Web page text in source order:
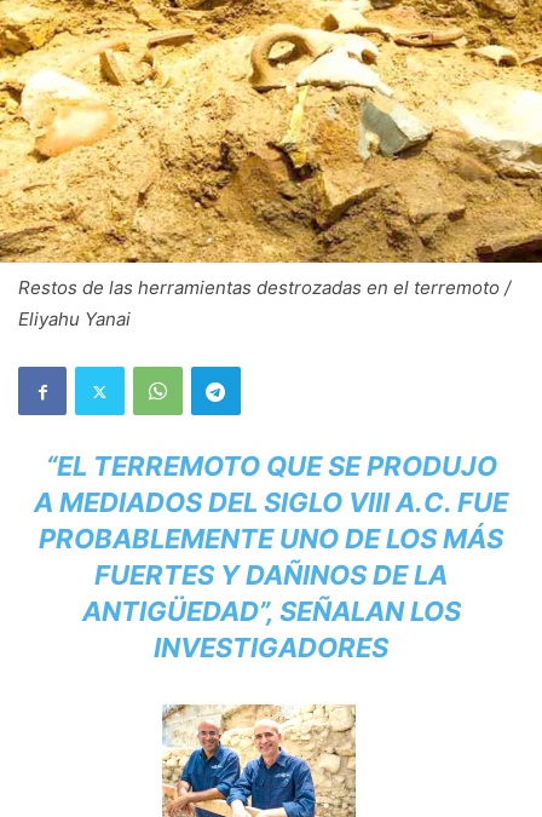
Restos de las herramientas destrozadas en el terremoto /
Eliyahu Yanai
“EL TERREMOTO QUE SE PRODUJO
A MEDIADOS DEL SIGLO VIII A.C. FUE
PROBABLEMENTE UNO DE LOS MÁS
FUERTES Y DAÑINOS DE LA
ANTIGÜEDAD”, SEÑALAN LOS
INVESTIGADORES